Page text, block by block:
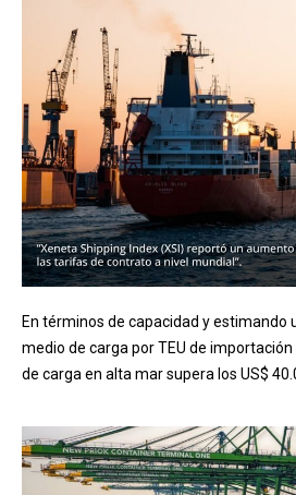
En términos de capacidad y estimando
medio de carga por TEU de importación
de carga en alta mar supera los US$